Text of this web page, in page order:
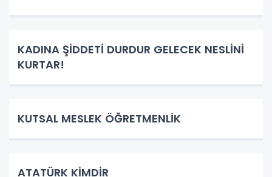
KADINA ŞİDDETİ DURDUR GELECEK NESLİNİ
KURTAR!
KUTSAL MESLEK ÖĞRETMENLİK
ATATÜRK KİMDİR